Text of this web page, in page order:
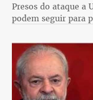
Presos do ataque a
podem seguir para